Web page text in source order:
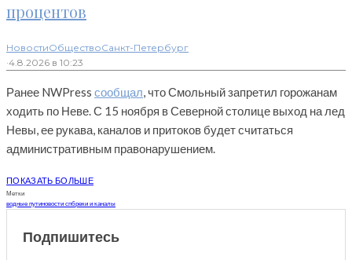
процентов
НовостиОбществоСанкт-Петербург
·4.8.2026 в 10:23
Ранее NWPress сообщал, что Смольный запретил горожанам
ходить по Неве. С 15 ноября в Северной столице выход на лед
Невы, ее рукава, каналов и притоков будет считаться
административным правонарушением.
ПОКАЗАТЬ БОЛЬШЕ
Метки
водные путиновости спбреки и каналы
Подпишитесь